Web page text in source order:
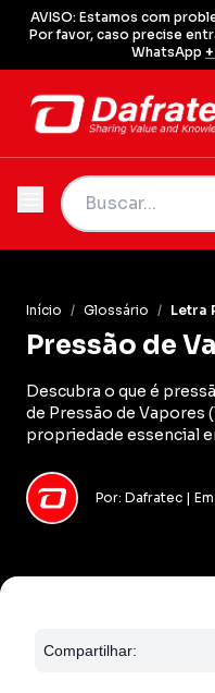
AVISO: Estamos com
Por favor, caso precise
WhatsApp
Início / Glossário / Letra
Pressão de
Descubra o que é
de Pressão de Vapores
propriedade essencial
Por: Dafratec |
Compartilhar: